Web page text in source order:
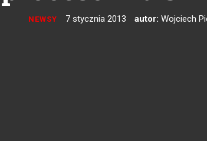
NEWSY 7 stycznia 2013 autor: Wojciech